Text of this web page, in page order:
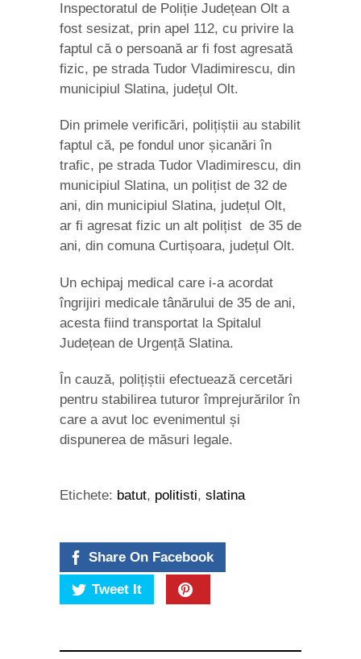
Inspectoratul de Poliție Județean Olt a
fost sesizat, prin apel 112, cu privire la
faptul că o persoană ar fi fost agresată
fizic, pe strada Tudor Vladimirescu, din
municipiul Slatina, județul Olt.
Din primele verificări, polițiștii au stabilit
faptul că, pe fondul unor șicanări în
trafic, pe strada Tudor Vladimirescu, din
municipiul Slatina, un polițist de 32 de
ani, din municipiul Slatina, județul Olt,
ar fi agresat fizic un alt polițist de 35 de
ani, din comuna Curtișoara, județul Olt.
Un echipaj medical care i-a acordat
îngrijiri medicale tânărului de 35 de ani,
acesta fiind transportat la Spitalul
Județean de Urgență Slatina.
În cauză, polițiștii efectuează cercetări
pentru stabilirea tuturor împrejurărilor în
care a avut loc evenimentul și
dispunerea de măsuri legale.
Etichete: batut, politisti, slatina
Share On Facebook
Tweet It